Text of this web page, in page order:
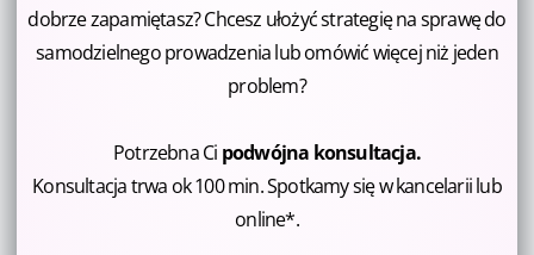
dobrze zapamiętasz? Chcesz ułożyć strategię na sprawę do
samodzielnego prowadzenia lub omówić więcej niż jeden
problem?
Potrzebna Ci podwójna konsultacja.
Konsultacja trwa ok 100 min. Spotkamy się w kancelarii lub
online*.